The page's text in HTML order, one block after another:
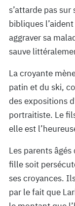
s’attarde pas
bibliques
aggraver sa
sauve
La croyante
patin et du ski,
des expositions
portraitiste. Le
elle est
Les parents
fille soit
ses croyances.
par le fait que